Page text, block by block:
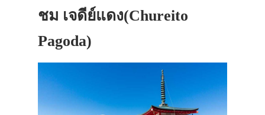
ชม เจดีย์แดง(Chureito
Pagoda)